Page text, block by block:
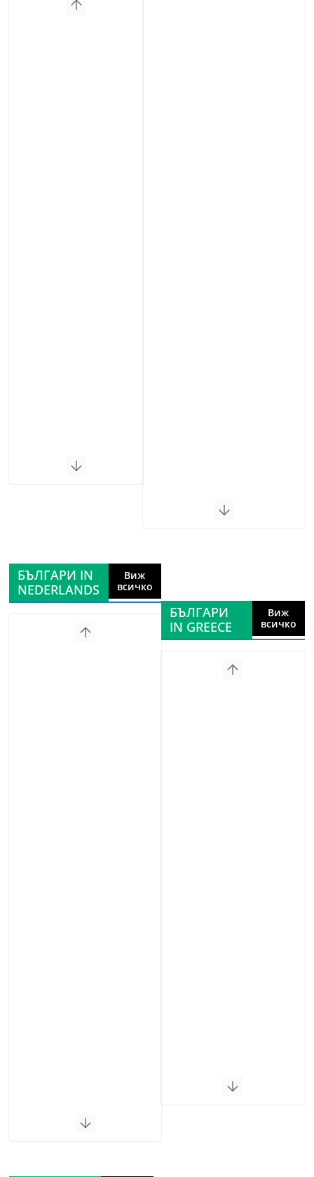
БЪЛГАРИ IN
NEDERLANDS
Виж
всичко
БЪЛГАРИ
IN GREECE
Виж
всичко